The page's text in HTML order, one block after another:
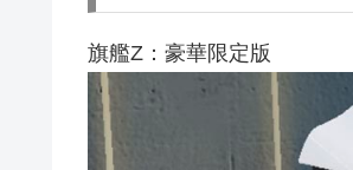
旗艦Z：豪華限定版